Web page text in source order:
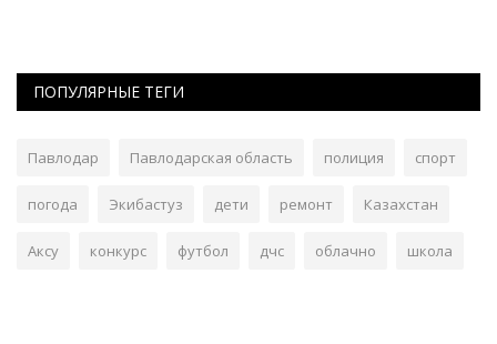
ПОПУЛЯРНЫЕ ТЕГИ
Павлодар Павлодарская область полиция спорт
погода Экибастуз дети ремонт Казахстан
Аксу конкурс футбол дчс облачно школа